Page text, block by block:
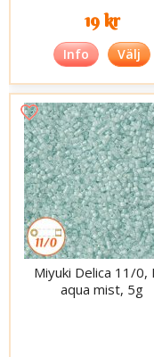
19 kr
Info Välj
Miyuki Delica 11/0,
aqua mist, 5g